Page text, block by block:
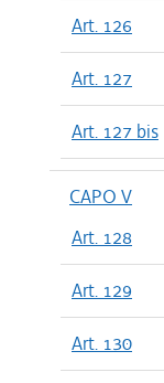
Art. 126
Art. 127
Art. 127 bis
CAPO V
Art. 128
Art. 129
Art. 130